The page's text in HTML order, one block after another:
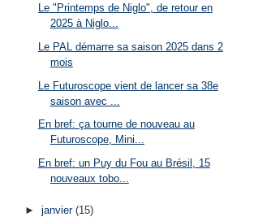
Le "Printemps de Niglo", de retour en
2025 à Niglo...
Le PAL démarre sa saison 2025 dans 2
mois
Le Futuroscope vient de lancer sa 38e
saison avec ...
En bref: ça tourne de nouveau au
Futuroscope, Mini...
En bref: un Puy du Fou au Brésil, 15
nouveaux tobo...
► janvier (15)